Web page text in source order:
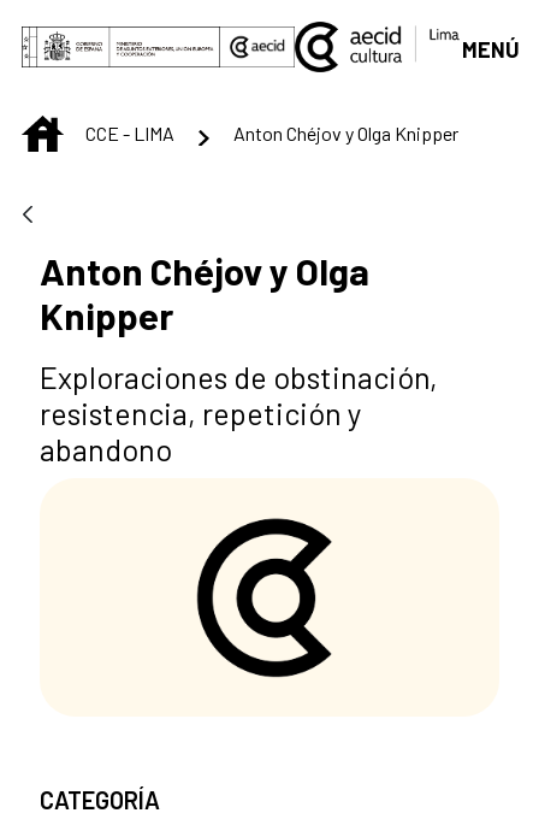
Saut au contenu principal
MENÚ
INICIOCCE - LIMA Anton Chéjov y Olga Knipper
Anton Chéjov y Olga
Knipper
Exploraciones de obstinación,
resistencia, repetición y
abandono
CATEGORÍA